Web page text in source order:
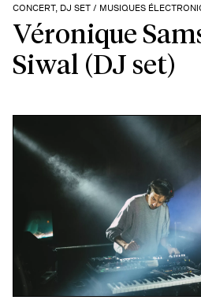
CONCERT, DJ SET / MUSIQUES
Véronique
Siwal (DJ set)